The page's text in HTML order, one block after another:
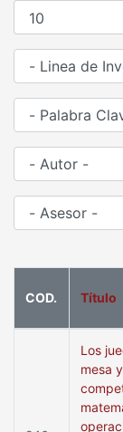
Cantidad a
COD. Título
Los
mesa